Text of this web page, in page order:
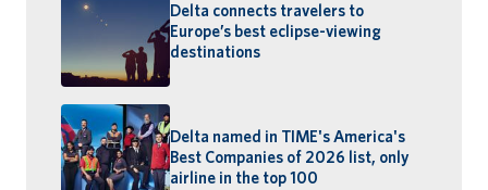
Delta connects travelers to
Europe’s best eclipse-viewing
destinations
Delta named in TIME's America's
Best Companies of 2026 list, only
airline in the top 100